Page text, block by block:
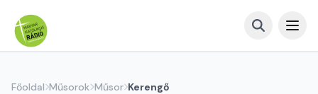
Főoldal Műsorok Műsor Kerengő